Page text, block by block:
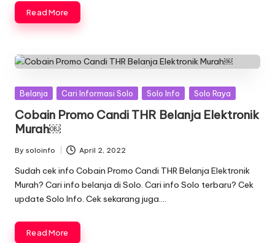
Read More
Posted
Belanja Cari Informasi Solo Solo Info Solo Raya
Cobain Promo Candi THR Belanja Elektronik
Murah￼
Posted
by
By soloinfo April 2, 2022
Sudah cek info Cobain Promo Candi THR Belanja Elektronik
Murah? Cari info belanja di Solo. Cari info Solo terbaru? Cek
update Solo Info. Cek sekarang juga….
Read More